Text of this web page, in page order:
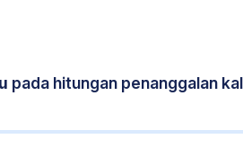
pada hitungan penanggalan